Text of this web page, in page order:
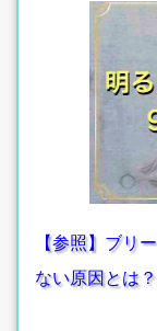
【参照】ブリ
ない原因とは？